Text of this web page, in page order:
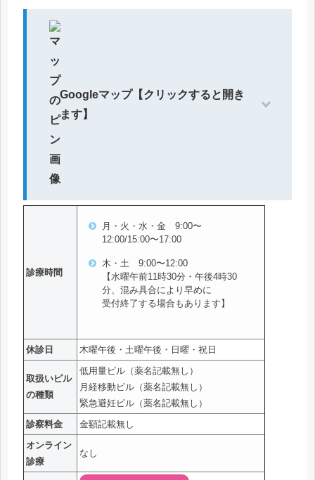
Googleマップ【クリックすると開き
ます】
診療時間
月・火・水・金 9:00〜
12:00/15:00〜17:00
木・土 9:00〜12:00
【水曜午前11時30分・午後4時30
分、混み具合により早めに
受付終了する場合もあります】
休診日 木曜午後・土曜午後・日曜・祝日
取扱いピル
の種類
低用量ピル（薬名記載無し）
月経移動ピル（薬名記載無し）
緊急避妊ピル（薬名記載無し）
診察料金
金額記載無し
オンライン
診療
なし